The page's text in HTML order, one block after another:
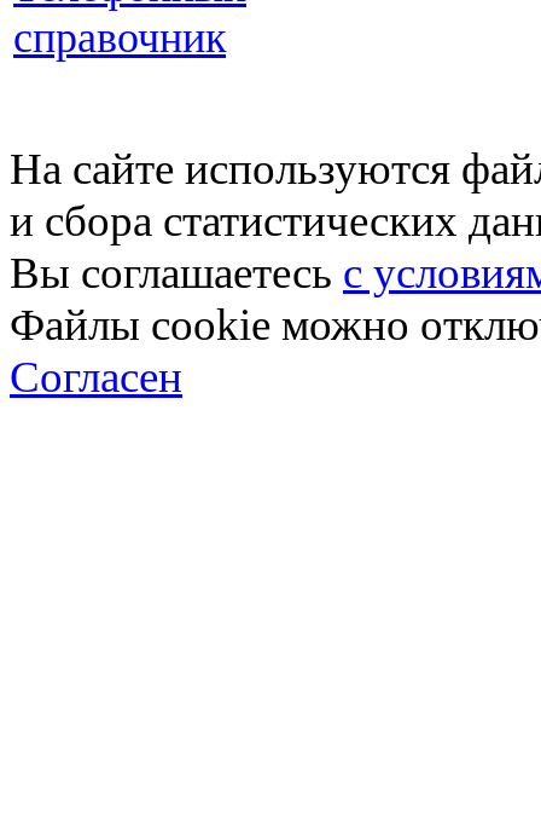
справочник
На сайте используются
и сбора статистических
Вы соглашаетесь с
Файлы cookie можно
Согласен